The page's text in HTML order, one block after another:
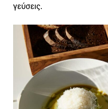
γεύσεις.